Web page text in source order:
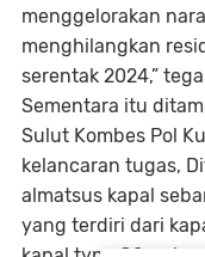
menggelorakan
menghilangkan
serentak 2024,”
Sementara itu
Sulut Kombes Pol
kelancaran tugas,
almatsus kapal
yang terdiri dari